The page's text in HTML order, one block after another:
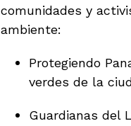
comunidades y
ambiente:
Protegiendo
verdes de la
Guardianas del